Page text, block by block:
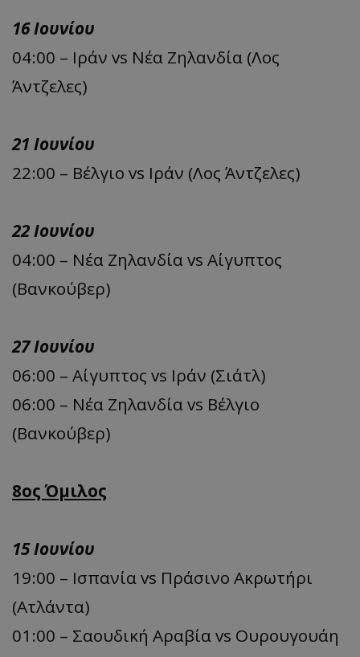
16 Ιουνίου
04:00 – Ιράν vs Νέα Ζηλανδία (Λος
Άντζελες)
21 Ιουνίου
22:00 – Βέλγιο vs Ιράν (Λος Άντζελες)
22 Ιουνίου
04:00 – Νέα Ζηλανδία vs Αίγυπτος
(Βανκούβερ)
27 Ιουνίου
06:00 – Αίγυπτος vs Ιράν (Σιάτλ)
06:00 – Νέα Ζηλανδία vs Βέλγιο
(Βανκούβερ)
8ος Όμιλος
15 Ιουνίου
19:00 – Ισπανία vs Πράσινο Ακρωτήρι
(Ατλάντα)
01:00 – Σαουδική Αραβία vs Ουρουγουάη